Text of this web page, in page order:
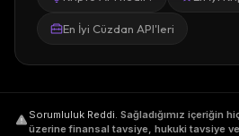
En İyi Cüzdan API'leri
Sorumluluk Reddi. Sağladığımız içeriğin
üzerine finansal tavsiye, hukuki tavsiye